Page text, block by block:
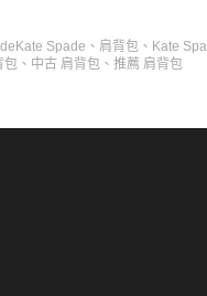
Kate Spade 、 肩背包 、 Kate
包 、 中古 肩背包 、 推薦 肩背包